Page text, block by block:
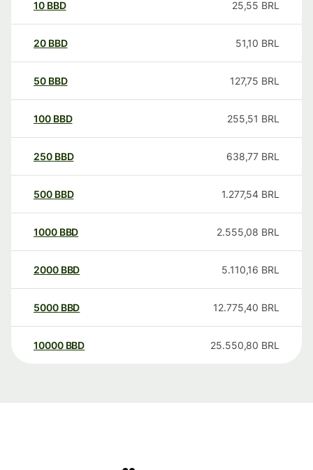
10 BBD 25,55 BRL
20 BBD 51,10 BRL
50 BBD 127,75 BRL
100 BBD 255,51 BRL
250 BBD 638,77 BRL
500 BBD 1.277,54 BRL
1000 BBD 2.555,08 BRL
2000 BBD 5.110,16 BRL
5000 BBD 12.775,40 BRL
10000 BBD 25.550,80 BRL